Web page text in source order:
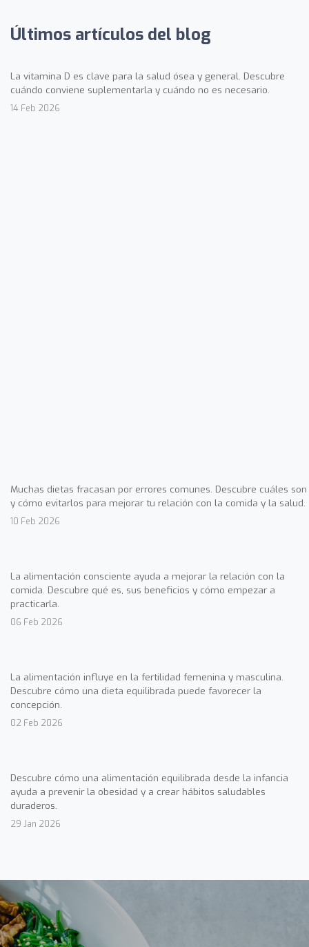
Últimos artículos del blog
La vitamina D es clave para la salud ósea y general. Descubre
cuándo conviene suplementarla y cuándo no es necesario.
14 Feb 2026
Muchas dietas fracasan por errores comunes. Descubre cuáles son
y cómo evitarlos para mejorar tu relación con la comida y la salud.
10 Feb 2026
La alimentación consciente ayuda a mejorar la relación con la
comida. Descubre qué es, sus beneficios y cómo empezar a
practicarla.
06 Feb 2026
La alimentación influye en la fertilidad femenina y masculina.
Descubre cómo una dieta equilibrada puede favorecer la
concepción.
02 Feb 2026
Descubre cómo una alimentación equilibrada desde la infancia
ayuda a prevenir la obesidad y a crear hábitos saludables
duraderos.
29 Jan 2026